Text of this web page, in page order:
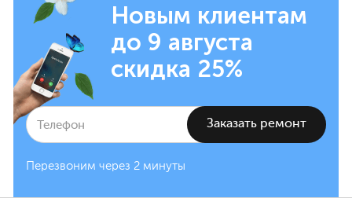
Новым клиентам
до 9 августа
скидка 25%
Перезвоним через 2 минуты